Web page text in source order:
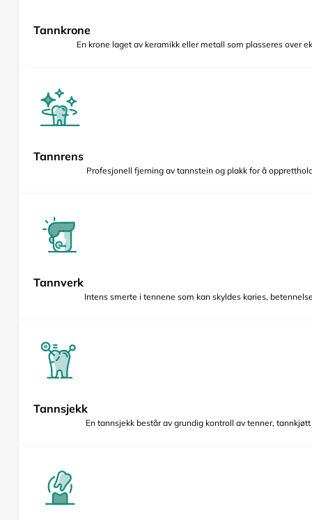
Tannkrone
En krone laget av keramikk eller metall som plasseres over
Tannrens
Profesjonell fjerning av tannstein og plakk for å
Tannverk
Intens smerte i tennene som kan skyldes karies,
Tannsjekk
En tannsjekk består av grundig kontroll av tenner,